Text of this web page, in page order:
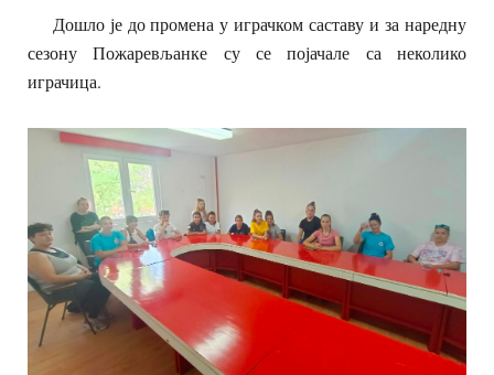
Дошло је до промена у играчком саставу и за наредну
сезону Пожаревљанке су се појачале са неколико
играчица.